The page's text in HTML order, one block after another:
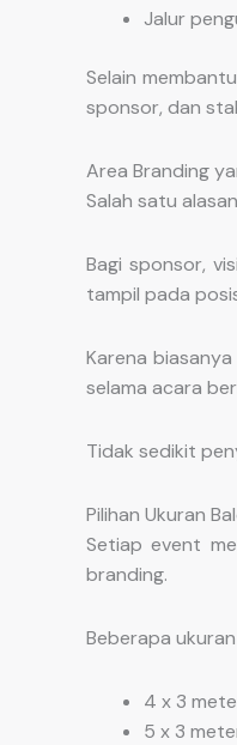
Jalur
Selain
sponsor, dan
Area Branding
Salah satu
Bagi sponsor,
tampil pada
Karena
selama acara
Tidak sedikit
Pilihan Ukuran
Setiap event
branding.
Beberapa
4 x 3
5 x 3